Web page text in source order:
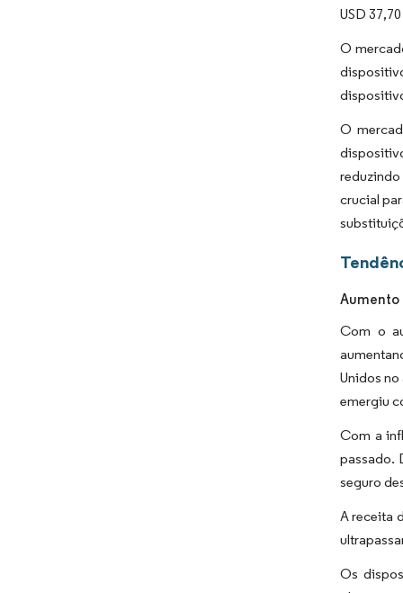
USD
O
O
crucial
Aumento
Com o
Unidos
emergiu
Com a
passado.
seguro
A receita
Os